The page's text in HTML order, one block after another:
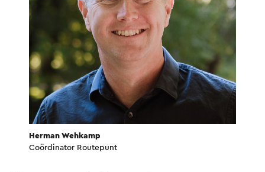
Herman Wehkamp
Coördinator Routepunt